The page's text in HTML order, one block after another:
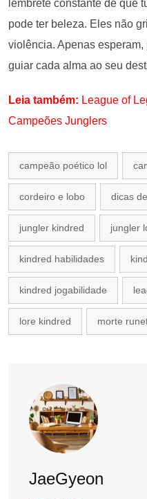
lembrete constante de que
pode ter beleza. Eles não
violência. Apenas
guiar cada alma ao seu
Leia também: League of
Campeões Junglers
campeão poético lol
cordeiro e lobo dicas
jungler kindred jungler
kindred habilidades
kindred jogabilidade
lore kindred morte
JaeGyeon